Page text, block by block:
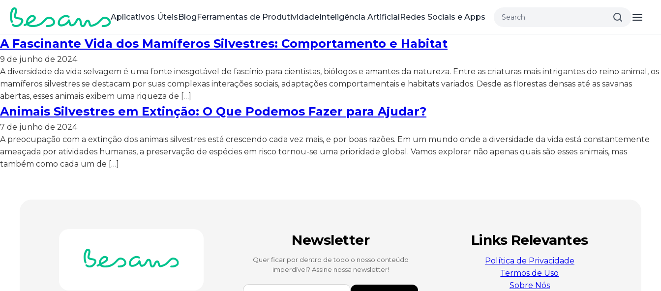
Aplicativos ÚteisBlogFerramentas de ProdutividadeInteligência ArtificialRedes Sociais e Apps
A Fascinante Vida dos Mamíferos Silvestres: Comportamento e Habitat
9 de junho de 2024
A diversidade da vida selvagem é uma fonte inesgotável de fascínio para cientistas, biólogos e amantes da natureza. Entre as criaturas mais intrigantes do reino animal, os
mamíferos silvestres se destacam por suas complexas interações sociais, adaptações comportamentais e habitats variados. Desde as florestas densas até as savanas
abertas, esses animais exibem uma riqueza de […]
Animais Silvestres em Extinção: O Que Podemos Fazer para Ajudar?
7 de junho de 2024
A preocupação com a extinção dos animais silvestres está crescendo cada vez mais, e por boas razões. Em um mundo onde a diversidade da vida está constantemente
ameaçada por atividades humanas, a preservação de espécies em risco tornou-se uma prioridade global. Vamos explorar não apenas quais são esses animais, mas
também como cada um de […]
Newsletter
Quer ficar por dentro de todo o nosso conteúdo
imperdível? Assine nossa newsletter!
Links Relevantes
Política de Privacidade
Termos de Uso
Sobre Nós